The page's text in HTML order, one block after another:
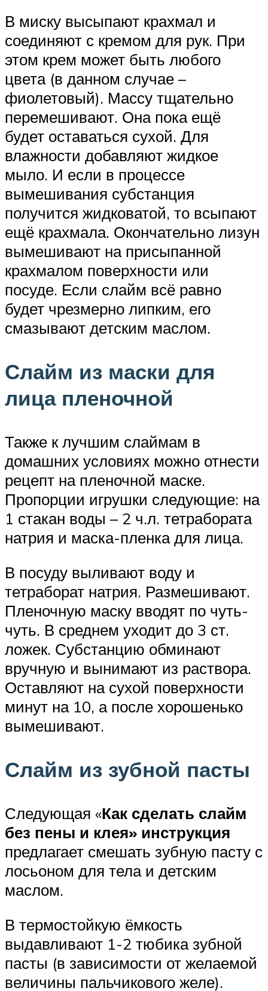
В миску высыпают крахмал и
соединяют с кремом для рук. При
этом крем может быть любого
цвета (в данном случае –
фиолетовый). Массу тщательно
перемешивают. Она пока ещё
будет оставаться сухой. Для
влажности добавляют жидкое
мыло. И если в процессе
вымешивания субстанция
получится жидковатой, то всыпают
ещё крахмала. Окончательно лизун
вымешивают на присыпанной
крахмалом поверхности или
посуде. Если слайм всё равно
будет чрезмерно липким, его
смазывают детским маслом.
Слайм из маски для
лица пленочной
Также к лучшим слаймам в
домашних условиях можно отнести
рецепт на пленочной маске.
Пропорции игрушки следующие: на
1 стакан воды – 2 ч.л. тетрабората
натрия и маска-пленка для лица.
В посуду выливают воду и
тетраборат натрия. Размешивают.
Пленочную маску вводят по чуть-
чуть. В среднем уходит до 3 ст.
ложек. Субстанцию обминают
вручную и вынимают из раствора.
Оставляют на сухой поверхности
минут на 10, а после хорошенько
вымешивают.
Слайм из зубной пасты
Следующая «Как сделать слайм
без пены и клея» инструкция
предлагает смешать зубную пасту с
лосьоном для тела и детским
маслом.
В термостойкую ёмкость
выдавливают 1-2 тюбика зубной
пасты (в зависимости от желаемой
величины пальчикового желе).